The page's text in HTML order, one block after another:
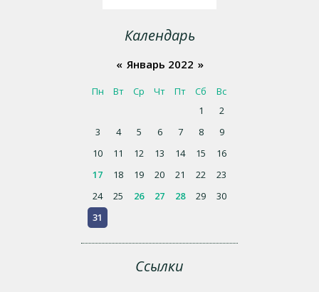
Календарь
« Январь 2022 »
Пн Вт Ср Чт Пт Сб
Вс
1
2
3
4 5 6 7 8
9
10
11 12 13 14 15
16
17
18 19 20 21 22
23
24
25 26 27 28 29
30
31
Ссылки